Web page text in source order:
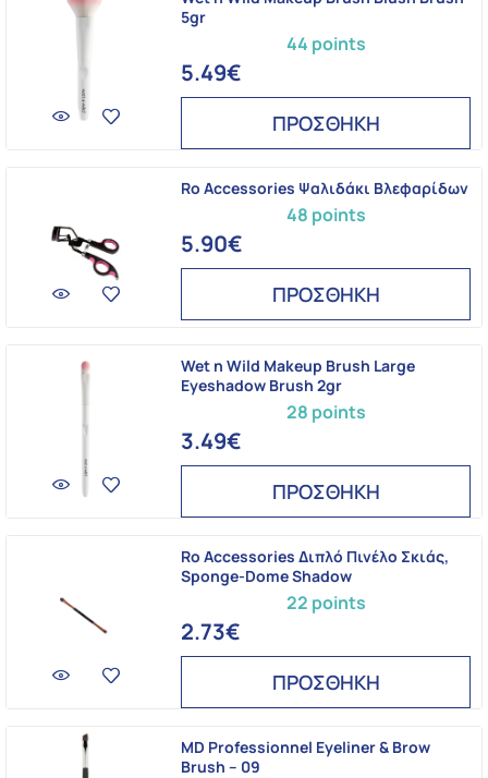
44 points
5gr
5.49€
ΠΡΟΣΘΗΚΗ
48 points
Ro Accessories Ψαλιδάκι Βλεφαρίδων
5.90€
ΠΡΟΣΘΗΚΗ
28 points
Wet n Wild Makeup Brush Large
Eyeshadow Brush 2gr
3.49€
ΠΡΟΣΘΗΚΗ
22 points
Ro Accessories Διπλό Πινέλο Σκιάς,
Sponge-Dome Shadow
2.73€
ΠΡΟΣΘΗΚΗ
MD Professionnel Eyeliner & Brow
Brush – 09